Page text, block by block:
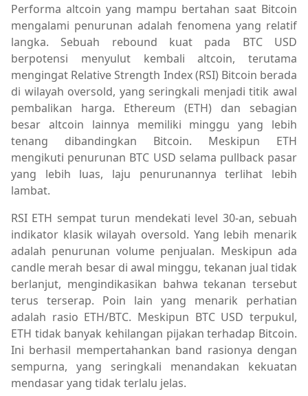
Performa altcoin yang mampu bertahan saat Bitcoin
mengalami penurunan adalah fenomena yang relatif
langka. Sebuah rebound kuat pada BTC USD
berpotensi menyulut kembali altcoin, terutama
mengingat Relative Strength Index (RSI) Bitcoin berada
di wilayah oversold, yang seringkali menjadi titik awal
pembalikan harga. Ethereum (ETH) dan sebagian
besar altcoin lainnya memiliki minggu yang lebih
tenang dibandingkan Bitcoin. Meskipun ETH
mengikuti penurunan BTC USD selama pullback pasar
yang lebih luas, laju penurunannya terlihat lebih
lambat.
RSI ETH sempat turun mendekati level 30-an, sebuah
indikator klasik wilayah oversold. Yang lebih menarik
adalah penurunan volume penjualan. Meskipun ada
candle merah besar di awal minggu, tekanan jual tidak
berlanjut, mengindikasikan bahwa tekanan tersebut
terus terserap. Poin lain yang menarik perhatian
adalah rasio ETH/BTC. Meskipun BTC USD terpukul,
ETH tidak banyak kehilangan pijakan terhadap Bitcoin.
Ini berhasil mempertahankan band rasionya dengan
sempurna, yang seringkali menandakan kekuatan
mendasar yang tidak terlalu jelas.